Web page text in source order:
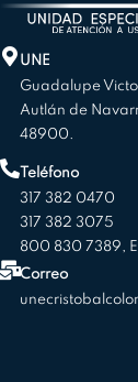
UNE
Guadalupe
Autlán de
48900.
Teléfono
317 382 0470
317 382 3075
800 830 7389,
Correo